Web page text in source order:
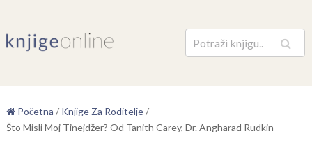
Pretraga
Početna / Knjige Za Roditelje/
Što Misli Moj Tinejdžer? Od Tanith Carey, Dr. Angharad Rudkin